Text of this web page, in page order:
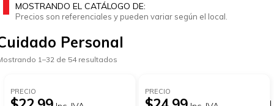
MOSTRANDO EL CATÁLOGO DE:
Precios son referenciales y pueden variar según el local.
Personal
1–32 de 54 resultados
PRECIO PRECIO